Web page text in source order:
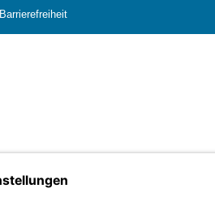
Barrierefreiheit